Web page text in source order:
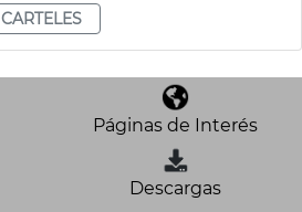
CARTELES
Páginas de Interés
Descargas